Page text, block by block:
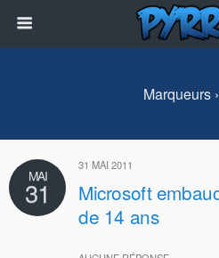
Marqueurs
MAI
31
31 MAI 2011
Microsoft
de 14 ans